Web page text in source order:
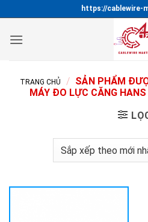
qua
nội
https://cablewire-
TRANG CHỦ / SẢN PHẨM
MÁY ĐO LỰC CĂNG